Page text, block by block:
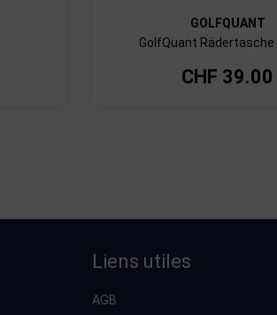
GOLFQUANT
GolfQuant Rädertasche
CHF 39.00
Liens utiles
AGB